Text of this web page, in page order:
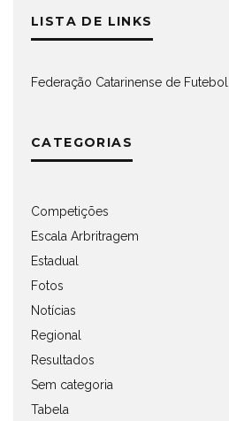
LISTA DE LINKS
Federação Catarinense de Futebol
CATEGORIAS
Competições
Escala Arbritragem
Estadual
Fotos
Notícias
Regional
Resultados
Sem categoria
Tabela